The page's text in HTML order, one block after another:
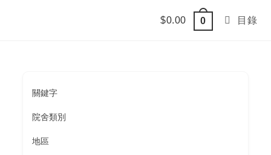
$0.00 0 目錄
關鍵字
院舍類別
地區